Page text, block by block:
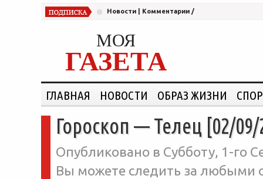
Новости Комментарии /
МОЯ
ГАЗЕТА
ГЛАВНАЯ НОВОСТИ ОБРАЗ ЖИЗНИ
Гороскоп — Телец [02/09/
Опубликовано в Субботу, 1-го
Вы можете следить за любыми